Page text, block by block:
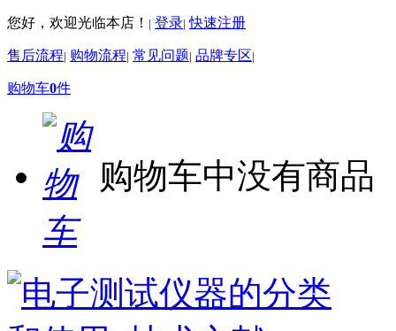
您好，欢迎光临本店！ | 登录| 快速注册
售后流程| 购物流程| 常见问题| 品牌专区|
购物车0件
购物车中没有商品